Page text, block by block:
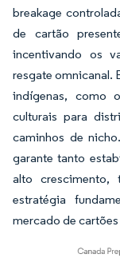
breakage
de cartão
incentivando os
resgate omnicanal.
indígenas, como
culturais para
caminhos de
garante tanto
alto crescimento,
estratégia
mercado de